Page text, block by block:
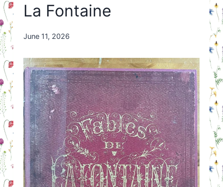
La Fontaine
By
Orriëns
June 11, 2026